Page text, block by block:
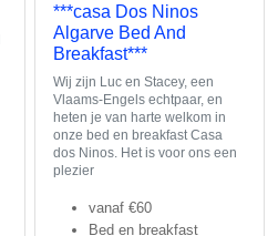
***casa Dos Ninos
Algarve Bed And
Breakfast***
Wij zijn Luc en Stacey, een
Vlaams-Engels echtpaar, en
heten je van harte welkom in
onze bed en breakfast Casa
dos Ninos. Het is voor ons een
plezier
vanaf €60
Bed en breakfast